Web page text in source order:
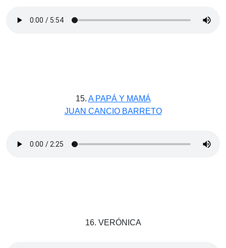
15. A PAPÁ Y MAMÁ
JUAN CANCIO BARRETO
16. VERÓNICA